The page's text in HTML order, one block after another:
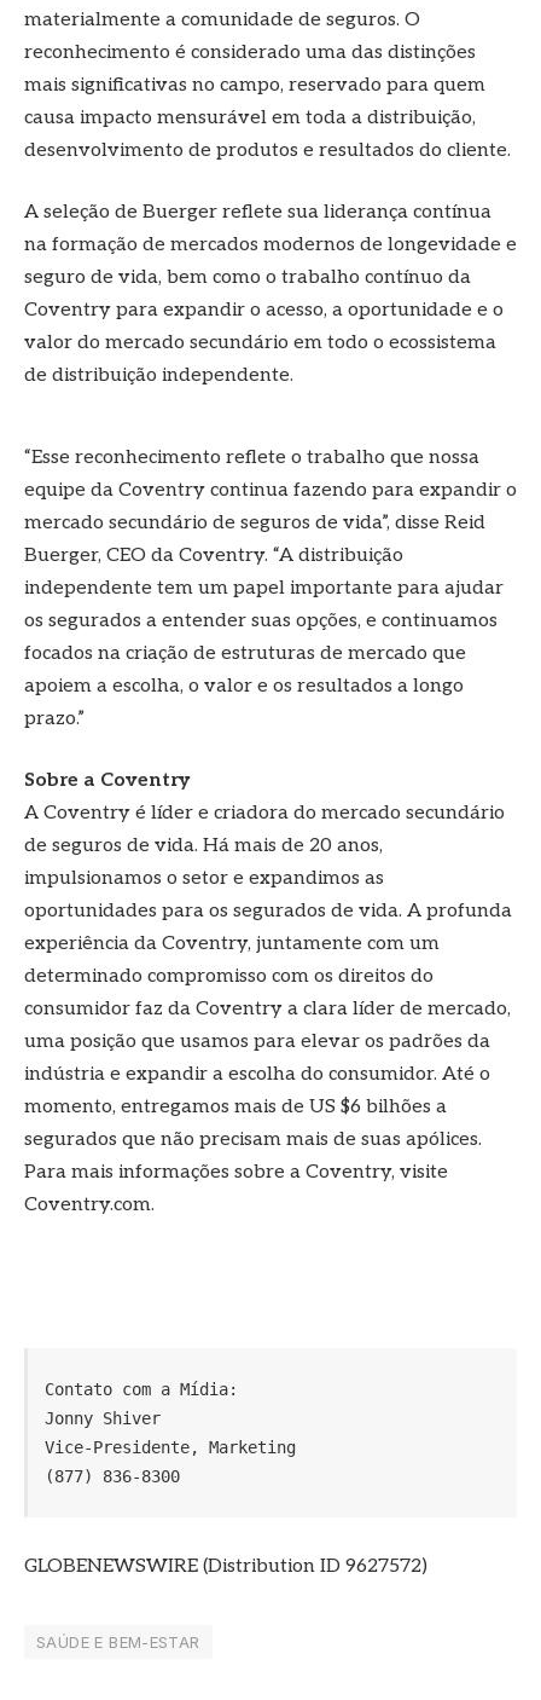
materialmente a comunidade de seguros. O
reconhecimento é considerado uma das distinções
mais significativas no campo, reservado para quem
causa impacto mensurável em toda a distribuição,
desenvolvimento de produtos e resultados do cliente.
A seleção de Buerger reflete sua liderança contínua
na formação de mercados modernos de longevidade e
seguro de vida, bem como o trabalho contínuo da
Coventry para expandir o acesso, a oportunidade e o
valor do mercado secundário em todo o ecossistema
de distribuição independente.
“Esse reconhecimento reflete o trabalho que nossa
equipe da Coventry continua fazendo para expandir o
mercado secundário de seguros de vida”, disse Reid
Buerger, CEO da Coventry. “A distribuição
independente tem um papel importante para ajudar
os segurados a entender suas opções, e continuamos
focados na criação de estruturas de mercado que
apoiem a escolha, o valor e os resultados a longo
prazo.”
Sobre a Coventry
A Coventry é líder e criadora do mercado secundário
de seguros de vida. Há mais de 20 anos,
impulsionamos o setor e expandimos as
oportunidades para os segurados de vida. A profunda
experiência da Coventry, juntamente com um
determinado compromisso com os direitos do
consumidor faz da Coventry a clara líder de mercado,
uma posição que usamos para elevar os padrões da
indústria e expandir a escolha do consumidor. Até o
momento, entregamos mais de US $6 bilhões a
segurados que não precisam mais de suas apólices.
Para mais informações sobre a Coventry, visite
Coventry.com.
Contato com a Mídia:
Jonny Shiver
Vice-Presidente, Marketing
(877) 836-8300
GLOBENEWSWIRE (Distribution ID 9627572)
SAÚDE E BEM-ESTAR